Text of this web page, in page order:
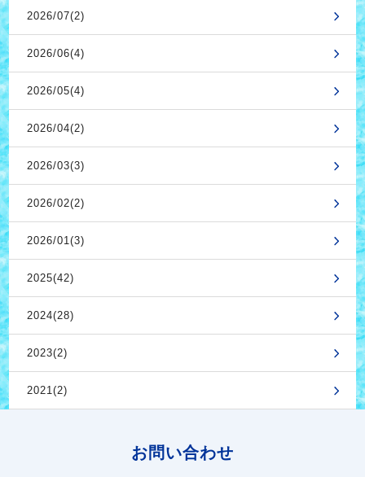
2026/07(2)
2026/06(4)
2026/05(4)
2026/04(2)
2026/03(3)
2026/02(2)
2026/01(3)
2025(42)
2024(28)
2023(2)
2021(2)
お問い合わせ